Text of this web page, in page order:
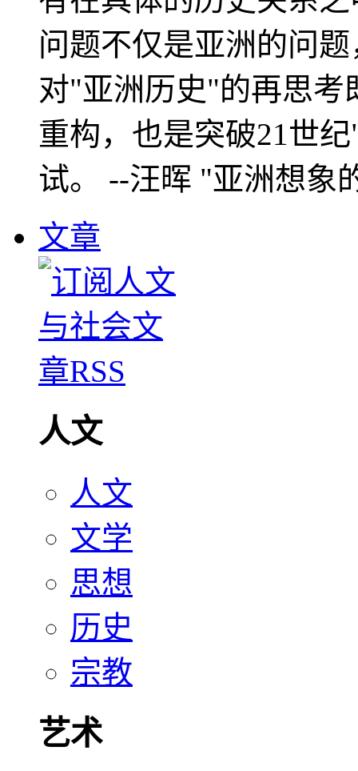
问题不仅是亚洲的问
对"亚洲历史"的再思考
重构，也是突破21世
试。 --汪晖 "亚洲想象
文章
人文
人文
文学
思想
历史
宗教
艺术